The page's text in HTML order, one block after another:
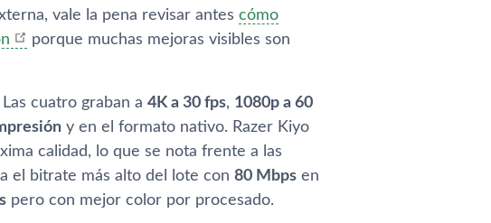
vale la pena revisar antes cómo
porque muchas mejoras visibles son
cuatro graban a 4K a 30 fps, 1080p a 60
y en el formato nativo. Razer Kiyo
calidad, lo que se nota frente a las
el bitrate más alto del lote con 80 Mbps en
pero con mejor color por procesado.